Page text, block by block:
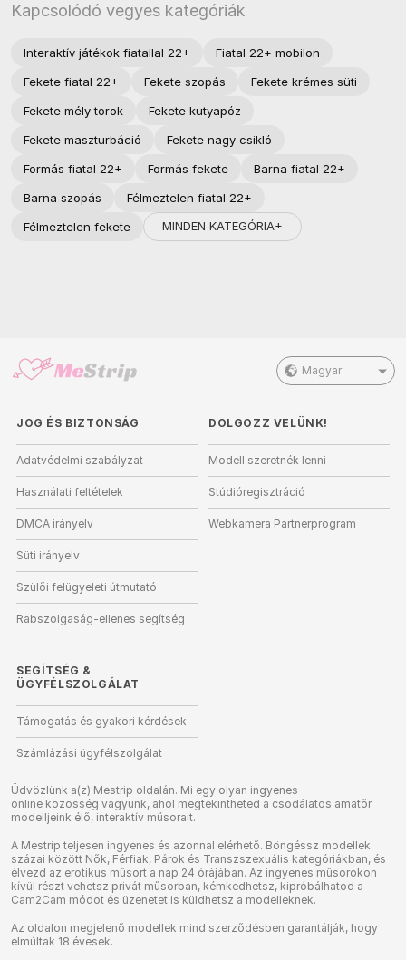
Kapcsolódó vegyes kategóriák
Interaktív játékok fiatallal 22+
Fiatal 22+ mobilon
Fekete fiatal 22+
Fekete szopás
Fekete krémes süti
Fekete mély torok
Fekete kutyapóz
Fekete maszturbáció
Fekete nagy csikló
Formás fiatal 22+
Formás fekete
Barna fiatal 22+
Barna szopás
Félmeztelen fiatal 22+
Félmeztelen fekete
MINDEN KATEGÓRIA+
Magyar
JOG ÉS BIZTONSÁG
Adatvédelmi szabályzat
Használati feltételek
DMCA irányelv
Süti irányelv
Szülői felügyeleti útmutató
Rabszolgaság-ellenes segítség
DOLGOZZ VELÜNK!
Modell szeretnék lenni
Stúdióregisztráció
Webkamera Partnerprogram
SEGÍTSÉG &
ÜGYFÉLSZOLGÁLAT
Támogatás és gyakori kérdések
Számlázási ügyfélszolgálat
Üdvözlünk a(z) Mestrip oldalán. Mi egy olyan ingyenes
online közösség vagyunk, ahol megtekintheted a csodálatos amatőr
modelljeink élő, interaktív műsorait.
A Mestrip teljesen ingyenes és azonnal elérhető. Böngéssz modellek
százai között Nők, Férfiak, Párok és Transzszexuális kategóriákban, és
élvezd az erotikus műsort a nap 24 órájában. Az ingyenes műsorokon
kívül részt vehetsz privát műsorban, kémkedhetsz, kipróbálhatod a
Cam2Cam módot és üzenetet is küldhetsz a modelleknek.
Az oldalon megjelenő modellek mind szerződésben garantálják, hogy
elmúltak 18 évesek.